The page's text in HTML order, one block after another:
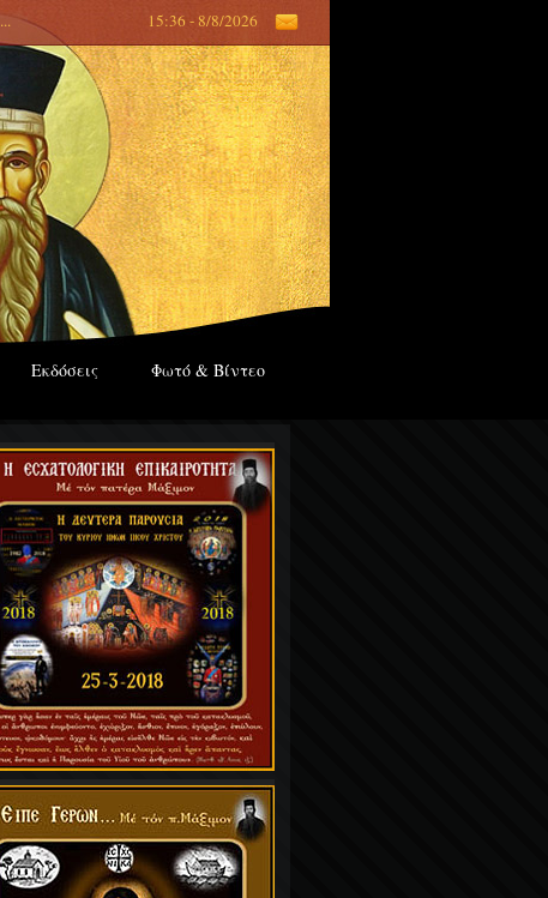
... 15:36 - 8/8/2026
Εκδόσεις Φωτό & Βίντεο